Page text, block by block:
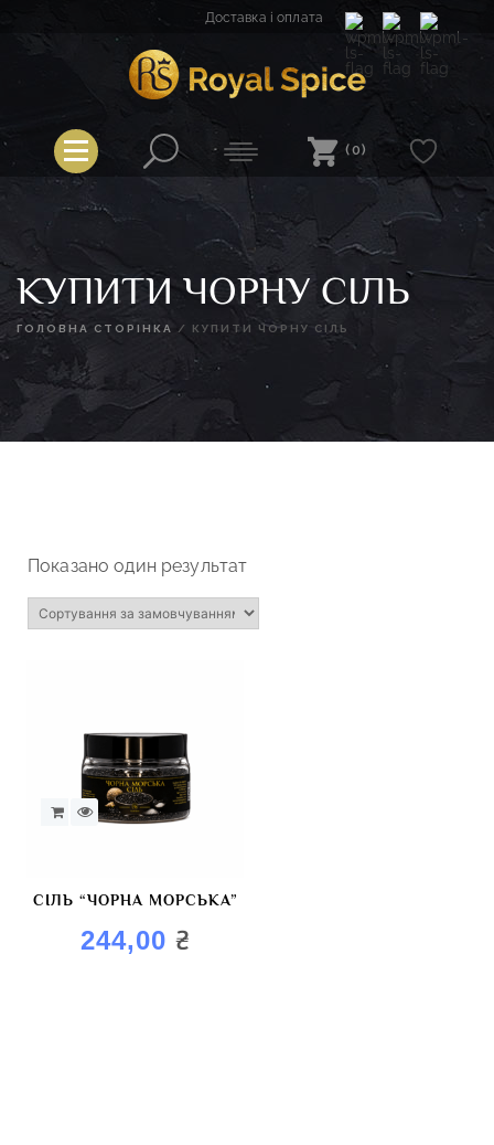
Доставка і оплата
Royal Spice
(0)
КУПИТИ ЧОРНУ СІЛЬ
ГОЛОВНА СТОРІНКА / КУПИТИ ЧОРНУ СІЛЬ
Показано один результат
СІЛЬ “ЧОРНА МОРСЬКА”
244,00 ₴